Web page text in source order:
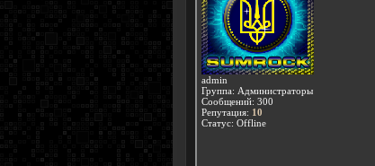
admin
Группа: Администраторы
Сообщений: 300
Репутация: 10
Статус: Offline